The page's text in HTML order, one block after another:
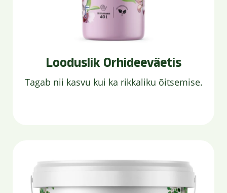
Looduslik Orhideeväetis
Tagab nii kasvu kui ka rikkaliku õitsemise.